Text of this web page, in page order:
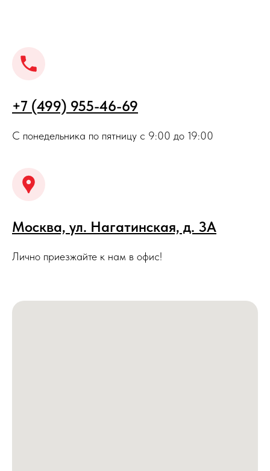
+7 (499) 955-46-69
С понедельника по пятницу с 9:00 до 19:00
Москва, ул. Нагатинская, д. 3A
Лично приезжайте к нам в офис!